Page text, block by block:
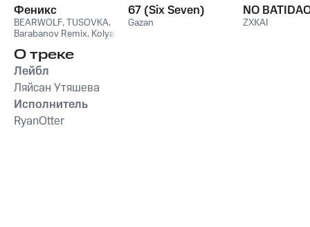
Феникс
BEARWOLF,TUSOVKA,
Barabanov Remix, Kolya
67 (Six Seven)
Gazan
NO
ZXKAI
О треке
Лейбл
Ляйсан Утяшева
Исполнитель
RyanOtter